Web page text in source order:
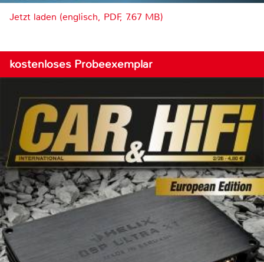
Jetzt laden (englisch, PDF, 7.67 MB)
kostenloses Probeexemplar